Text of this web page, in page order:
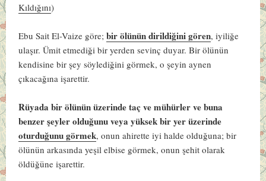
Kıldığını)
Ebu Sait El-Vaize göre;bir ölünün dirildiğini gören, iyiliğe
ulaşır. Ümit etmediği bir yerden sevinç duyar. Bir ölünün
kendisine bir şey söylediğini görmek, o şeyin aynen
çıkacağına işarettir.
Rüyada bir ölünün üzerinde taç ve mühürler ve buna
benzer şeyler olduğunu veya yüksek bir yer üzerinde
oturduğunu görmek, onun ahirette iyi halde olduğuna; bir
ölünün arkasında yeşil elbise görmek, onun şehit olarak
öldüğüne işarettir.